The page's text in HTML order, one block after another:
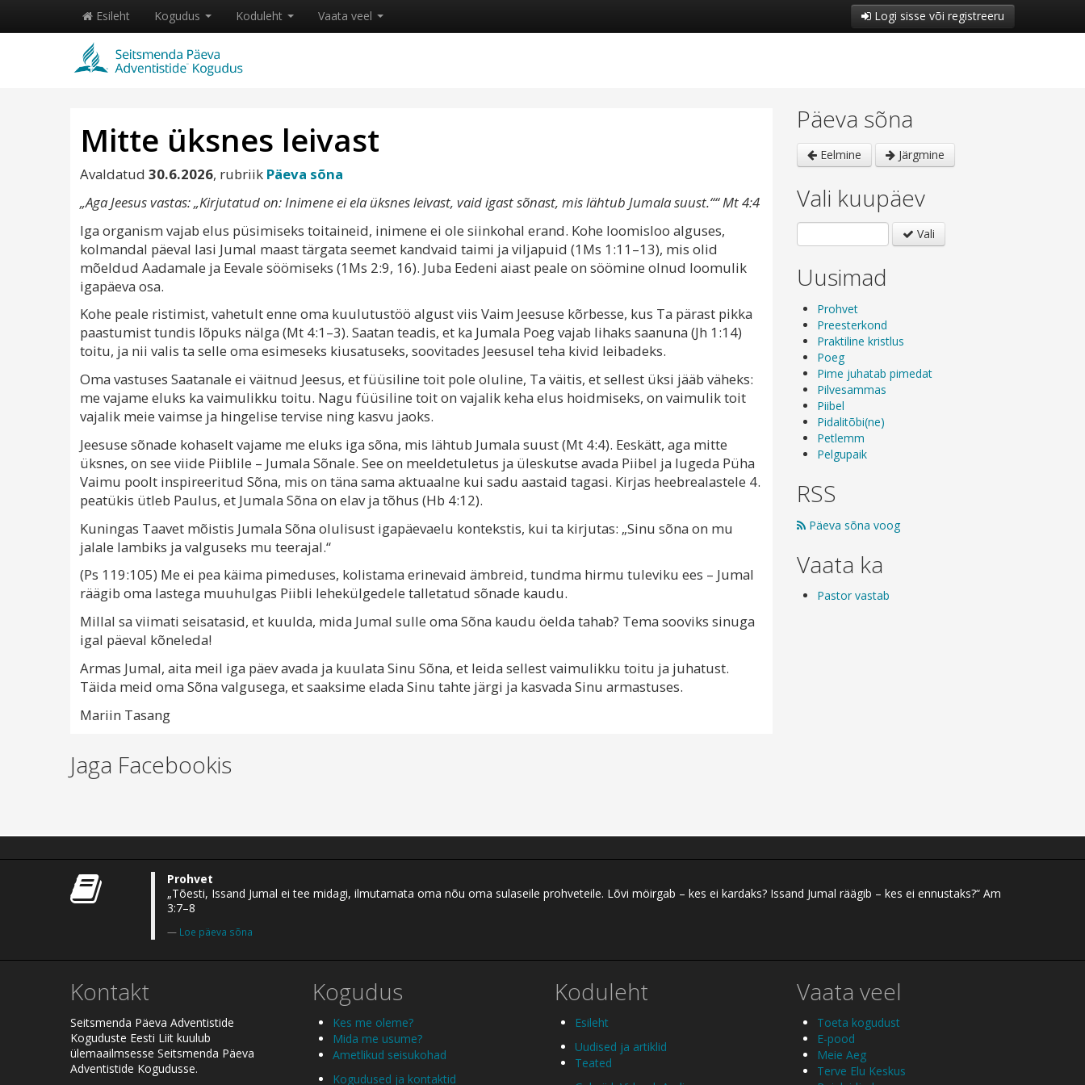
Esileht Kogudus Koduleht Vaata veel Logi sisse või registreeru
Mitte üksnes leivast
Avaldatud 30.6.2026, rubriik Päeva sõna
„Aga Jeesus vastas: „Kirjutatud on: Inimene ei ela üksnes leivast, vaid igast sõnast, mis lähtub Jumala suust.““ Mt 4:4
Iga organism vajab elus püsimiseks toitaineid, inimene ei ole siinkohal erand. Kohe loomisloo alguses,
kolmandal päeval lasi Jumal maast tärgata seemet kandvaid taimi ja viljapuid (1Ms 1:11–13), mis olid
mõeldud Aadamale ja Eevale söömiseks (1Ms 2:9, 16). Juba Eedeni aiast peale on söömine olnud loomulik
igapäeva osa.
Kohe peale ristimist, vahetult enne oma kuulutustöö algust viis Vaim Jeesuse kõrbesse, kus Ta pärast pikka
paastumist tundis lõpuks nälga (Mt 4:1–3). Saatan teadis, et ka Jumala Poeg vajab lihaks saanuna (Jh 1:14)
toitu, ja nii valis ta selle oma esimeseks kiusatuseks, soovitades Jeesusel teha kivid leibadeks.
Oma vastuses Saatanale ei väitnud Jeesus, et füüsiline toit pole oluline, Ta väitis, et sellest üksi jääb väheks:
me vajame eluks ka vaimulikku toitu. Nagu füüsiline toit on vajalik keha elus hoidmiseks, on vaimulik toit
vajalik meie vaimse ja hingelise tervise ning kasvu jaoks.
Jeesuse sõnade kohaselt vajame me eluks iga sõna, mis lähtub Jumala suust (Mt 4:4). Eeskätt, aga mitte
üksnes, on see viide Piiblile – Jumala Sõnale. See on meeldetuletus ja üleskutse avada Piibel ja lugeda Püha
Vaimu poolt inspireeritud Sõna, mis on täna sama aktuaalne kui sadu aastaid tagasi. Kirjas heebrealastele 4.
peatükis ütleb Paulus, et Jumala Sõna on elav ja tõhus (Hb 4:12).
Kuningas Taavet mõistis Jumala Sõna olulisust igapäevaelu kontekstis, kui ta kirjutas: „Sinu sõna on mu
jalale lambiks ja valguseks mu teerajal.“
(Ps 119:105) Me ei pea käima pimeduses, kolistama erinevaid ämbreid, tundma hirmu tuleviku ees – Jumal
räägib oma lastega muuhulgas Piibli lehekülgedele talletatud sõnade kaudu.
Millal sa viimati seisatasid, et kuulda, mida Jumal sulle oma Sõna kaudu öelda tahab? Tema sooviks sinuga
igal päeval kõneleda!
Armas Jumal, aita meil iga päev avada ja kuulata Sinu Sõna, et leida sellest vaimulikku toitu ja juhatust.
Täida meid oma Sõna valgusega, et saaksime elada Sinu tahte järgi ja kasvada Sinu armastuses.
Mariin Tasang
Jaga Facebookis
Päeva sõna
Eelmine Järgmine
Vali kuupäev
Vali
Uusimad
Prohvet
Preesterkond
Praktiline kristlus
Poeg
Pime juhatab pimedat
Pilvesammas
Piibel
Pidalitõbi(ne)
Petlemm
Pelgupaik
RSS
Päeva sõna voog
Vaata ka
Pastor vastab
Prohvet
„Tõesti, Issand Jumal ei tee midagi, ilmutamata oma nõu oma sulaseile prohveteile. Lõvi möirgab – kes ei kardaks? Issand Jumal räägib – kes ei ennustaks?“ Am
3:7–8
Loe päeva sõna
Kontakt
Seitsmenda Päeva Adventistide
Koguduste Eesti Liit kuulub
ülemaailmsesse Seitsmenda Päeva
Adventistide Kogudusse.
Kogudus
Kes me oleme?
Mida me usume?
Ametlikud seisukohad
Kogudused ja kontaktid
Koduleht
Esileht
Uudised ja artiklid
Teated
Vaata veel
Toeta kogudust
E-pood
Meie Aeg
Terve Elu Keskus